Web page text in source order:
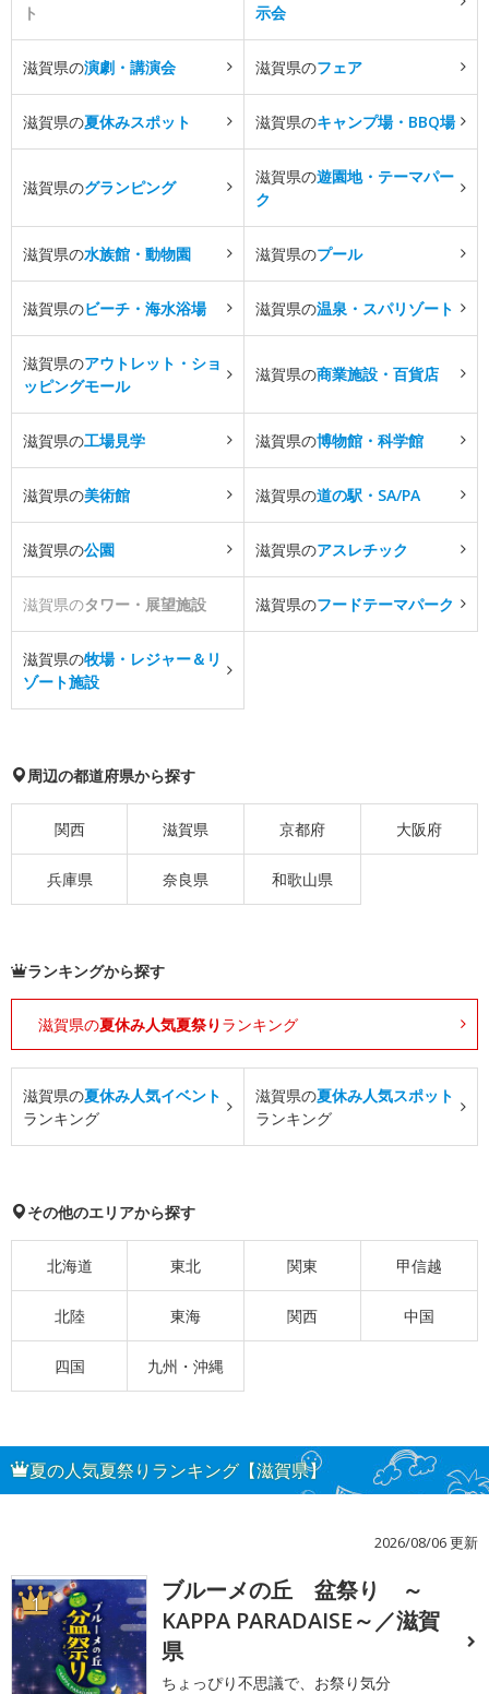
ト 示会
滋賀県の演劇・講演会 滋賀県のフェア
滋賀県の夏休みスポット 滋賀県のキャンプ場・BBQ場
滋賀県のグランピング
滋賀県の遊園地・テーマパー
ク
滋賀県の水族館・動物園 滋賀県のプール
滋賀県のビーチ・海水浴場 滋賀県の温泉・スパリゾート
滋賀県のアウトレット・ショ
ッピングモール
滋賀県の商業施設・百貨店
滋賀県の工場見学 滋賀県の博物館・科学館
滋賀県の美術館 滋賀県の道の駅・SA/PA
滋賀県の公園 滋賀県のアスレチック
滋賀県のタワー・展望施設 滋賀県のフードテーマパーク
滋賀県の牧場・レジャー＆リ
ゾート施設
周辺の都道府県から探す
関西 滋賀県 京都府 大阪府
兵庫県 奈良県 和歌山県
ランキングから探す
滋賀県の夏休み人気夏祭り ランキング
滋賀県の夏休み人気イベント
ランキング
滋賀県の夏休み人気スポット
ランキング
その他のエリアから探す
北海道 東北 関東 甲信越
北陸 東海 関西 中国
四国 九州・沖縄
夏の人気夏祭りランキング【滋賀県】
2026/08/06 更新
1
ブルーメの丘 盆祭り ～
KAPPA PARADAISE～／滋賀
県
ちょっぴり不思議で、お祭り気分